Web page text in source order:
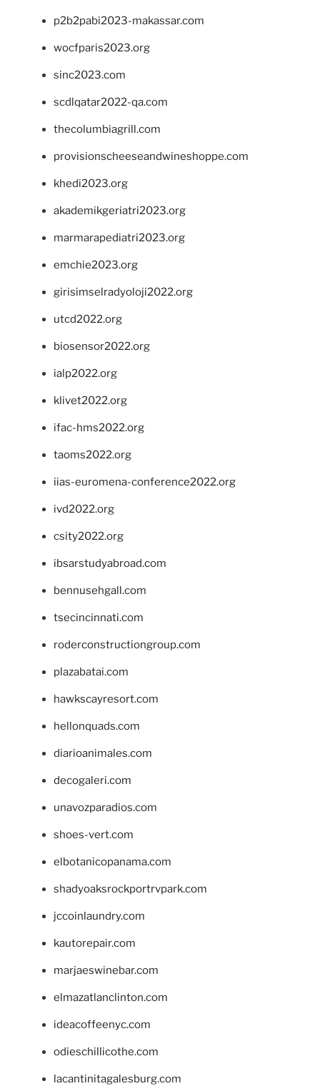
p2b2pabi2023-makassar.com
wocfparis2023.org
sinc2023.com
scdlqatar2022-qa.com
thecolumbiagrill.com
provisionscheeseandwineshoppe.com
khedi2023.org
akademikgeriatri2023.org
marmarapediatri2023.org
emchie2023.org
girisimselradyoloji2022.org
utcd2022.org
biosensor2022.org
ialp2022.org
klivet2022.org
ifac-hms2022.org
taoms2022.org
iias-euromena-conference2022.org
ivd2022.org
csity2022.org
ibsarstudyabroad.com
bennusehgall.com
tsecincinnati.com
roderconstructiongroup.com
plazabatai.com
hawkscayresort.com
hellonquads.com
diarioanimales.com
decogaleri.com
unavozparadios.com
shoes-vert.com
elbotanicopanama.com
shadyoaksrockportrvpark.com
jccoinlaundry.com
kautorepair.com
marjaeswinebar.com
elmazatlanclinton.com
ideacoffeenyc.com
odieschillicothe.com
lacantinitagalesburg.com